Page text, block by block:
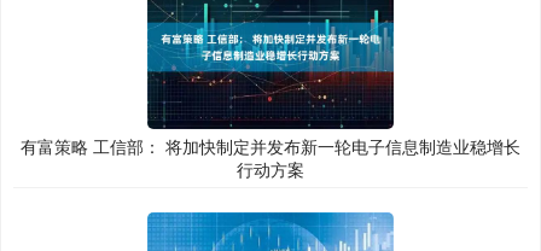
有富策略 工信部： 将加快制定并发布新一轮电子信息制造业稳增长
行动方案